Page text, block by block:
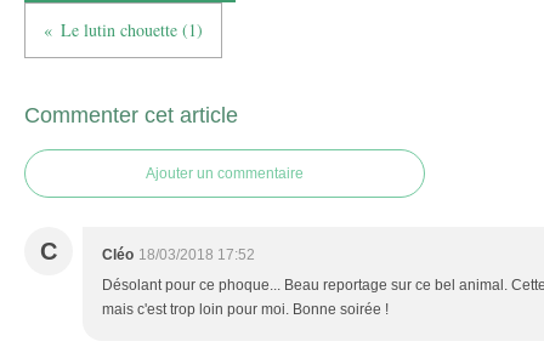
Le lutin chouette (1)
Commenter cet article
Ajouter un commentaire
C Cléo 18/03/2018 17:52
Désolant pour ce phoque... Beau reportage sur ce bel animal.
mais c'est trop loin pour moi. Bonne soirée !